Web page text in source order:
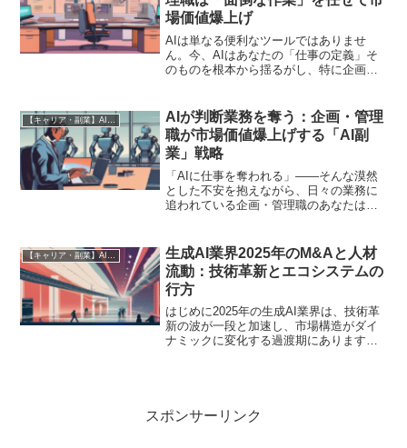
場価値爆上げ
AIは単なる便利なツールではありませ
ん。今、AIはあなたの「仕事の定義」そ
のものを根本から揺るがし、特に企画・
持つチームメンバー」として「雇用」す
る構想を発...
AIが判断業務を奪う：企画・管理
職が市場価値爆上げする「AI副
業」戦略
「AIに仕事を奪われる」――そんな漠然
とした不安を抱えながら、日々の業務に
追われている企画・管理職のあなたは、
きつける現実「AIは単なるツールで、人
間の指示がなければ...
生成AI業界2025年のM&Aと人材
流動：技術革新とエコシステムの
行方
はじめに2025年の生成AI業界は、技術革
新の波が一段と加速し、市場構造がダイ
ナミックに変化する過渡期にあります。
スポンサーリンク